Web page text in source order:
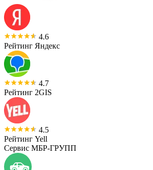
4.6
Рейтинг Яндекс
4.7
Рейтинг 2GIS
4.5
Рейтинг Yell
Сервис МБР-ГРУПП